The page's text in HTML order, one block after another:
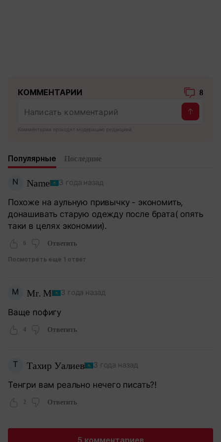
КОММЕНТАРИИ 8
Комментарии проходят модерацию редакцией
Популярные Последние
N Name 3 года назад
Похоже на аульную привычку - экономить,
донашивать старую одежду после брата( опять
таки в целях экономии).
6 Ответить
Посмотреть еще 1 ответ
M Mr. M 3 года назад
Ваще пофигу
4 Ответить
Т Тахир Уалиев 3 года назад
Тенгри вам реально нечего писать?!
2 Ответить
5 комментариев